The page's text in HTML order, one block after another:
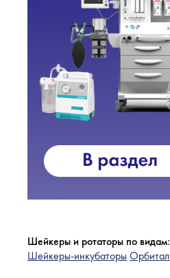
Шейкеры и ротаторы по видам:
Шейкеры-инкубаторы